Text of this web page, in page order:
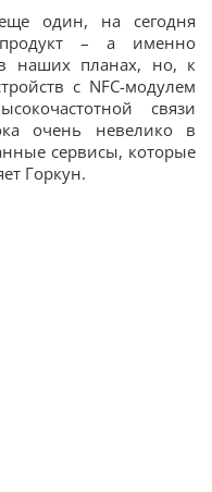
один, на сегодня
продукт – а именно
в наших планах, но, к
с NFC-модулем
связи
очень невелико в
сервисы, которые
Горкун.